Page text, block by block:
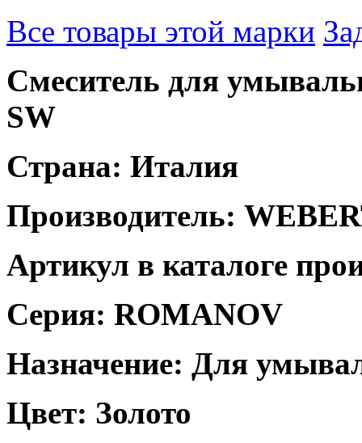
Все товары этой марки
Смеситель для
SW
Страна: Италия
Производитель:
Артикул в каталоге
Серия: ROMANOV
Назначение: Для
Цвет: Золото